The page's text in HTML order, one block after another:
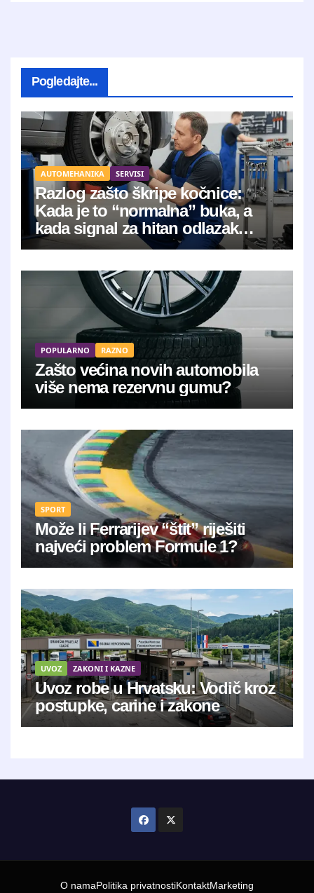
Pogledajte...
AUTOMEHANIKA SERVISI
Razlog zašto škripe kočnice:
Kada je to “normalna” buka, a
kada signal za hitan odlazak
mehaničaru?
POPULARNO RAZNO
Zašto većina novih automobila
više nema rezervnu gumu?
SPORT
Može li Ferrarijev “štit” riješiti
najveći problem Formule 1?
UVOZ ZAKONI I KAZNE
Uvoz robe u Hrvatsku: Vodič kroz
postupke, carine i zakone
O namaPolitika privatnostiKontaktMarketing